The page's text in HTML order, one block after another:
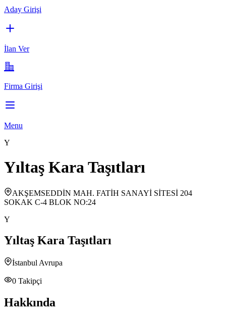
Aday Girişi
İlan Ver
Firma Girişi
Menu
Y
Yıltaş Kara Taşıtları
AKŞEMSEDDİN MAH. FATİH SANAYİ SİTESİ 204
SOKAK C-4 BLOK NO:24
Y
Yıltaş Kara Taşıtları
İstanbul Avrupa
0 Takipçi
Hakkında